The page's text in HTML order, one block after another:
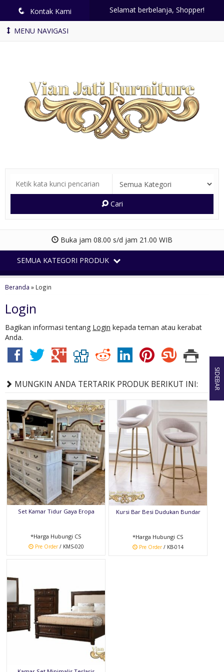
q Kontak Kami Selamat berbelanja, Shopper!
MENU NAVIGASI
Cari
Buka jam 08.00 s/d jam 21.00 WIB
SEMUA KATEGORI PRODUK
Beranda » Login
Login
Bagikan informasi tentang Login kepada teman atau kerabat
Anda.
MUNGKIN ANDA TERTARIK PRODUK BERIKUT INI:
Set Kamar Tidur Gaya Eropa
*Harga Hubungi CS
Pre Order/ KMS-020
Kursi Bar Besi Dudukan Bundar
*Harga Hubungi CS
Pre Order/ KB-014
SIDEBAR